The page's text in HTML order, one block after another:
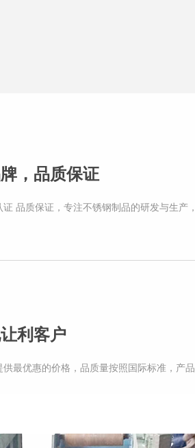
，品质保证
品质保证，专注不锈钢制品的研发与生产，
利客户
最优惠的价格，品质量按照国际标准，产品